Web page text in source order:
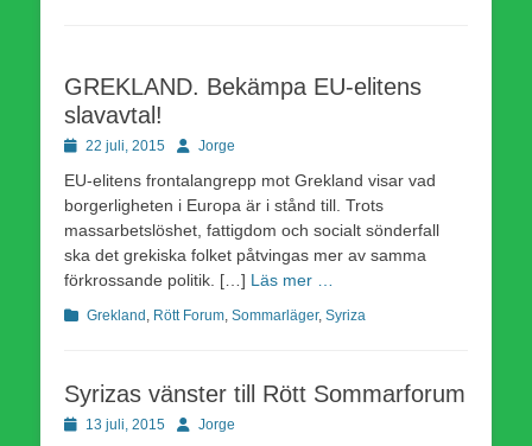
GREKLAND. Bekämpa EU-elitens
slavavtal!
Publicerad
22 juli, 2015 Författare
Jorge
EU-elitens frontalangrepp mot Grekland visar vad
borgerligheten i Europa är i stånd till. Trots
massarbetslöshet, fattigdom och socialt sönderfall
ska det grekiska folket påtvingas mer av samma
förkrossande politik. […] Läs mer …
Kategorier
Grekland Rött Forum Sommarläger, Syriza
Syrizas vänster till Rött Sommarforum
Publicerad
13 juli, 2015 Författare
Jorge